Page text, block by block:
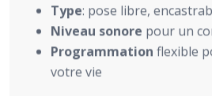
Type: pose libre,
Niveau sonore pour un
Programmation flexible
votre vie